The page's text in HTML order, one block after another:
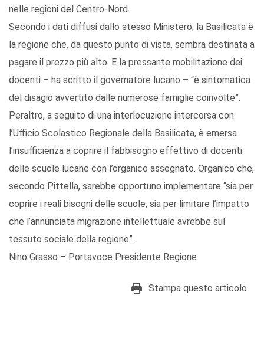
nelle regioni del Centro-Nord.
Secondo i dati diffusi dallo stesso Ministero, la Basilicata è
la regione che, da questo punto di vista, sembra destinata a
pagare il prezzo più alto. E la pressante mobilitazione dei
docenti – ha scritto il governatore lucano – “è sintomatica
del disagio avvertito dalle numerose famiglie coinvolte”.
Peraltro, a seguito di una interlocuzione intercorsa con
l’Ufficio Scolastico Regionale della Basilicata, è emersa
l’insufficienza a coprire il fabbisogno effettivo di docenti
delle scuole lucane con l’organico assegnato. Organico che,
secondo Pittella, sarebbe opportuno implementare “sia per
coprire i reali bisogni delle scuole, sia per limitare l’impatto
che l’annunciata migrazione intellettuale avrebbe sul
tessuto sociale della regione”.
Nino Grasso – Portavoce Presidente Regione
Stampa questo articolo